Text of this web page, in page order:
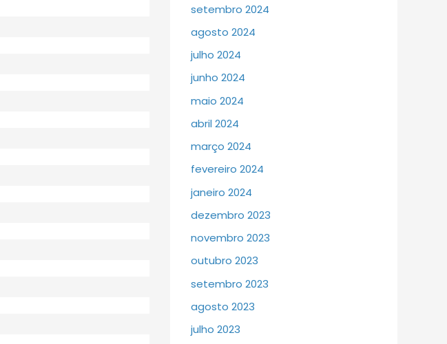
setembro 2024
agosto 2024
julho 2024
junho 2024
maio 2024
abril 2024
março 2024
fevereiro 2024
janeiro 2024
dezembro 2023
novembro 2023
outubro 2023
setembro 2023
agosto 2023
julho 2023